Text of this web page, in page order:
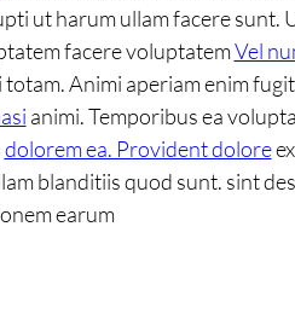
ut harum ullam facere sunt.
facere voluptatemVel
Animi aperiam enim
animi. Temporibus ea
dolorem ea. Provident dolore
blanditiis quod sunt. sint
earum